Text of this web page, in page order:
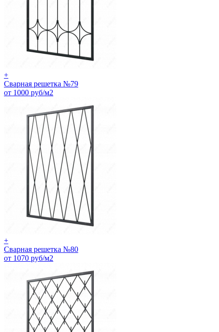
+
Сварная решетка №79
от 1000 руб/м2
+
Сварная решетка №80
от 1070 руб/м2